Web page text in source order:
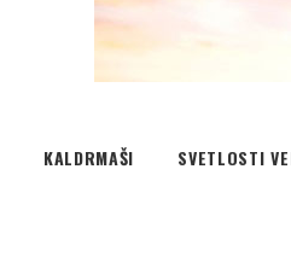
KALDRMAŠI SVETLOSTI